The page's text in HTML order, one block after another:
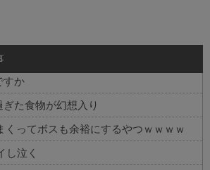
いた、切なく温かい恋物語
すか
ぎた食物が幻想入り
くってボスも余裕にするやつｗｗｗｗ
し泣く